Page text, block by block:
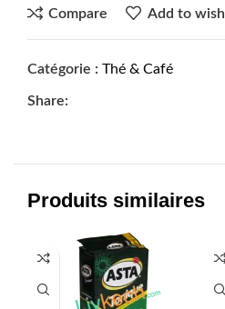
Compare Add to
Catégorie : Thé & Café
Share:
Produits similaires